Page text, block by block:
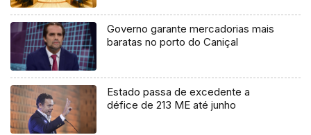
Governo garante mercadorias mais
baratas no porto do Caniçal
Estado passa de excedente a
défice de 213 ME até junho